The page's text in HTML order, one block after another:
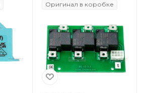
Оригинал в коробке